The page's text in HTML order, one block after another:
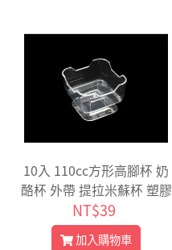
10入 110cc方形高腳杯 奶
酪杯 外帶 提拉米蘇杯 塑膠
杯 布丁 布蕾 果凍 包裝 慕
斯【G03】
NT$39
加入購物車